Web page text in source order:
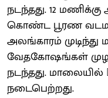
நடந்தது. 12
கொண்ட பூரண
அலங்காரம்
வேதகோஷங்கள்
நடந்தது.
நடைபெற்றது.